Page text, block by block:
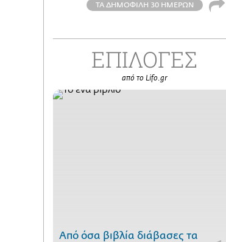
ΤΑ ΔΗΜΟΦΙΛΗ 30 ΗΜΕΡΩΝ
ΕΠΙΛΟΓΕΣ
από το Lifo.gr
Από όσα βιβλία διάβασες τα